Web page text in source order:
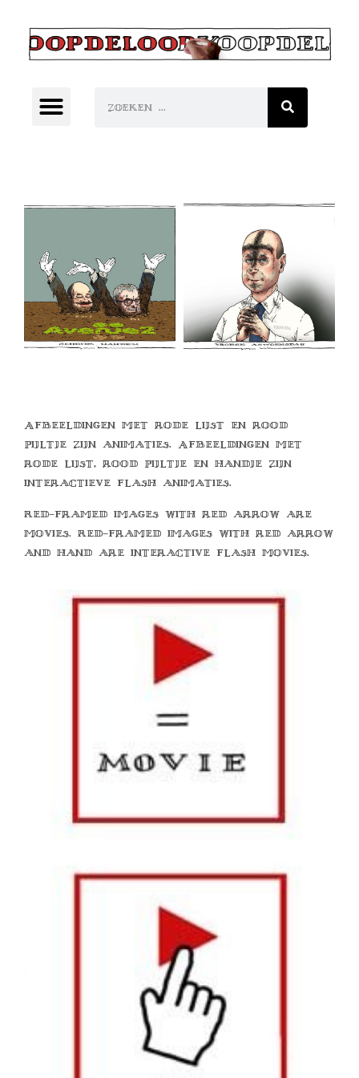
Afbeeldingen met rode lijst en rood
pijltje zijn animaties. Afbeeldingen met
rode lijst, rood pijltje en handje zijn
interactieve flash animaties.
Red-framed images with red arrow are
movies. Red-framed images with red arrow
and hand are interactive flash movies.